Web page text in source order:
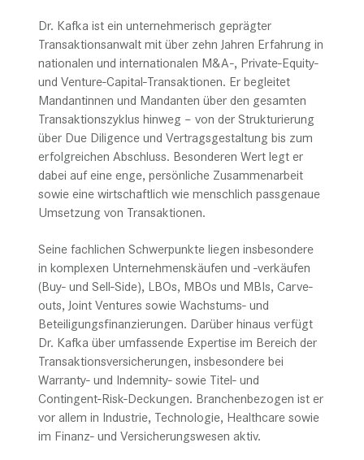
Dr. Kafka ist ein unternehmerisch geprägter
Transaktionsanwalt mit über zehn Jahren Erfahrung in
nationalen und internationalen M&A-, Private-Equity-
und Venture-Capital-Transaktionen. Er begleitet
Mandantinnen und Mandanten über den gesamten
Transaktionszyklus hinweg – von der Strukturierung
über Due Diligence und Vertragsgestaltung bis zum
erfolgreichen Abschluss. Besonderen Wert legt er
dabei auf eine enge, persönliche Zusammenarbeit
sowie eine wirtschaftlich wie menschlich passgenaue
Umsetzung von Transaktionen.
Seine fachlichen Schwerpunkte liegen insbesondere
in komplexen Unternehmens­käufen und -verkäufen
(Buy- und Sell-Side), LBOs, MBOs und MBIs, Carve-
outs, Joint Ventures sowie Wachstums- und
Beteiligungs­finanzierungen. Darüber hinaus verfügt
Dr. Kafka über umfassende Expertise im Bereich der
Transaktions­versicherungen, insbesondere bei
Warranty- und Indemnity- sowie Titel- und
Contingent-Risk-Deckungen. Branchenbezogen ist er
vor allem in Industrie, Technologie, Healthcare sowie
im Finanz- und Versicherungswesen aktiv.